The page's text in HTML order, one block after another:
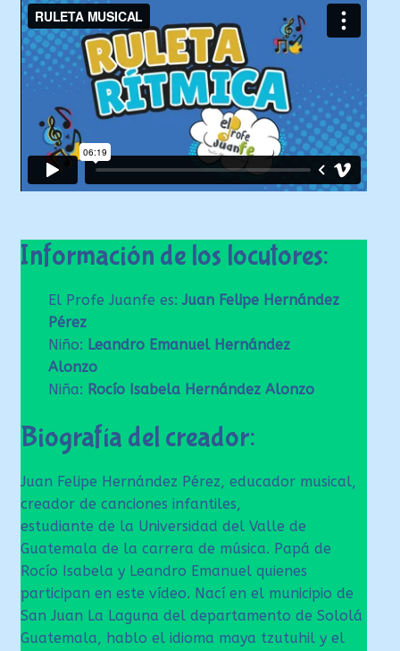
Información de los locutores:
El Profe Juanfe es:Juan Felipe Hernández
Pérez
Niño: Leandro Emanuel Hernández
Alonzo
Niña: Rocío Isabela Hernández Alonzo
Biografía del creador:
Juan Felipe Hernández Pérez, educador musical,
creador de canciones infantiles,
estudiante de la Universidad del Valle de
Guatemala de la carrera de música. Papá de
Rocío Isabela y Leandro Emanuel quienes
participan en este vídeo. Nací en el municipio de
San Juan La Laguna del departamento de Sololá
Guatemala, hablo el idioma maya tzutuhil y el